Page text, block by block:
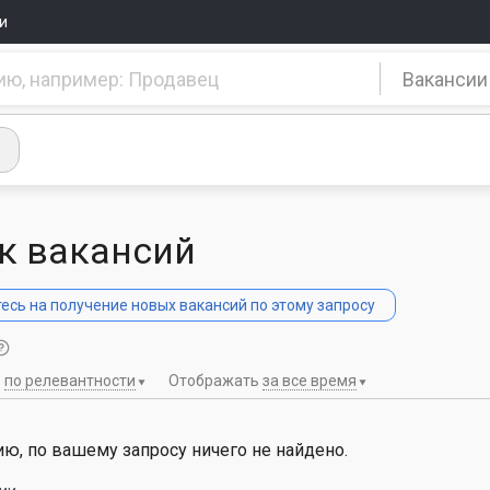
Вакансии
вакансий
на получение новых вакансий по этому запросу
по релевантности Отображать за все время
по вашему запросу ничего не найдено.